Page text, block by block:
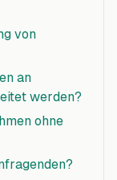
von
an
werden?
ohne